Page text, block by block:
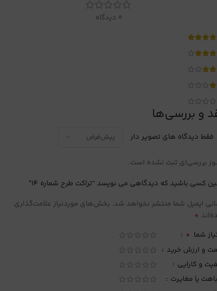
0 دیدگاه
و بررسی‌ها
فقط دیدگاه های تصویر دار
بررسی‌ای ثبت نشده است.
کسی باشید که دیدگاهی می نویسد “تراکت طرح شماره 14”
ایمیل شما منتشر نخواهد شد. بخش‌های موردنیاز علامت‌گذاری
*
شما *
و ارزش خرید
و کارایی
یا مغایرت